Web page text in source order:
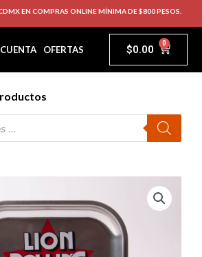
EN COMPRAS ONLINE MÍNIMA DE $800 PESOS.
OFERTAS $0.00 0